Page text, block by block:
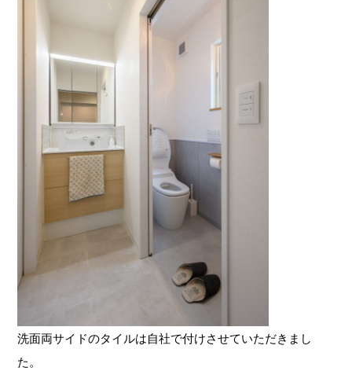
洗面両サイドのタイルは自社で付けさせていただきまし
た。